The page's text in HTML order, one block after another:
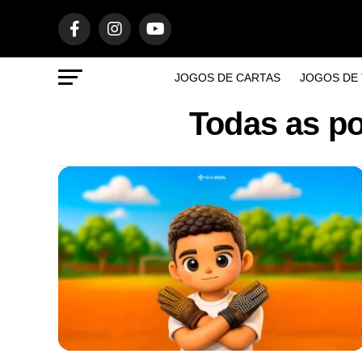
JOGOS DE CARTAS JOGOS DE
Todas as